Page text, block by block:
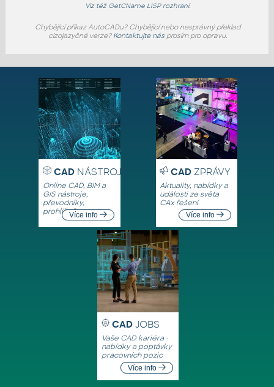
Viz též GetCNameLISP rozhraní.
Chybějící příkaz AutoCADu? Chybějící nebo nesprávný překlad
cizojazyčné verze? Kontaktujte násprosím pro opravu.
CADNÁSTROJE
Online CAD, BIM a
GIS nástroje,
převodníky,
prohlížečeVíce info
CADZPRÁVY
Aktuality, nabídky a
události ze světa
CAx řešení
Více info
CAD JOBS
Vaše CAD kariéra -
nabídky a poptávky
pracovních pozic
Více info